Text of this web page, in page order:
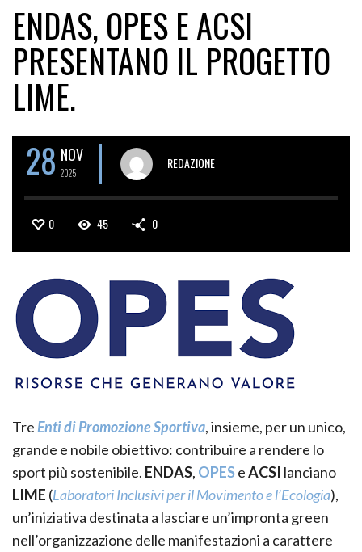
ENDAS, OPES E ACSI
PRESENTANO IL PROGETTO
LIME.
28 NOV
2025
REDAZIONE
0 45 0
TreEnti di Promozione Sportiva, insieme, per un unico,
grande e nobile obiettivo: contribuire a rendere lo
sport più sostenibile. ENDAS, OPESeACSI lanciano
LIME (Laboratori Inclusivi per il Movimento e l’Ecologia),
un’iniziativa destinata a lasciare un’impronta green
nell’organizzazione delle manifestazioni a carattere